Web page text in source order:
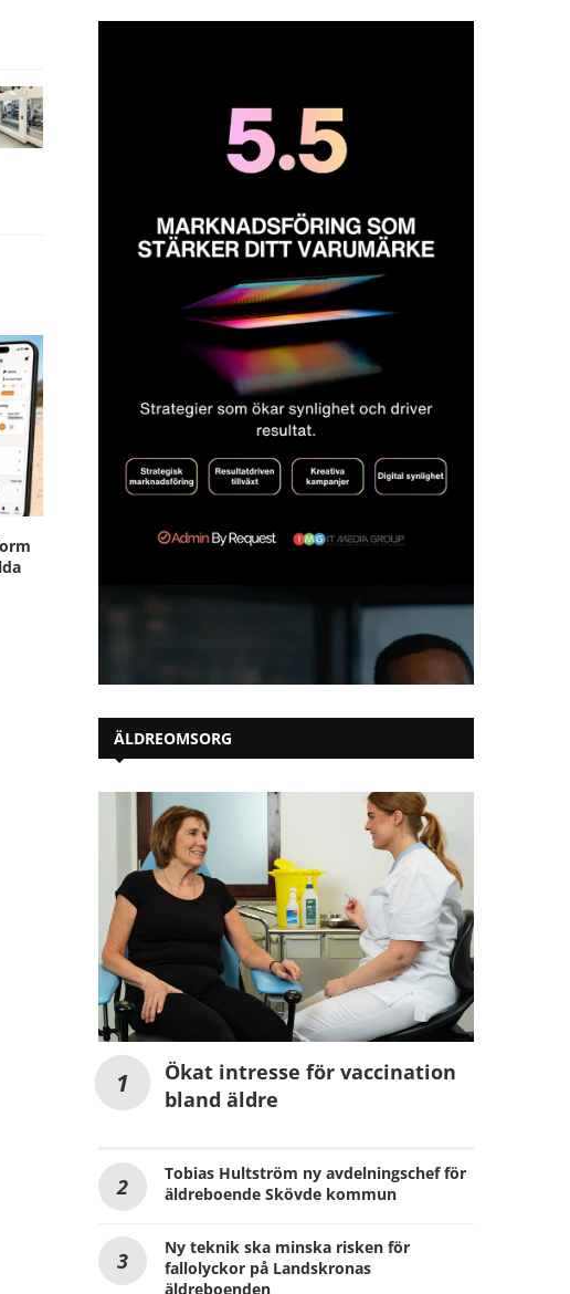
ÄLDREOMSORG
Ökat intresse för vaccination
bland äldre
Tobias Hultström ny avdelningschef för
äldreboende Skövde kommun
Ny teknik ska minska risken för
fallolyckor på Landskronas
äldreboenden